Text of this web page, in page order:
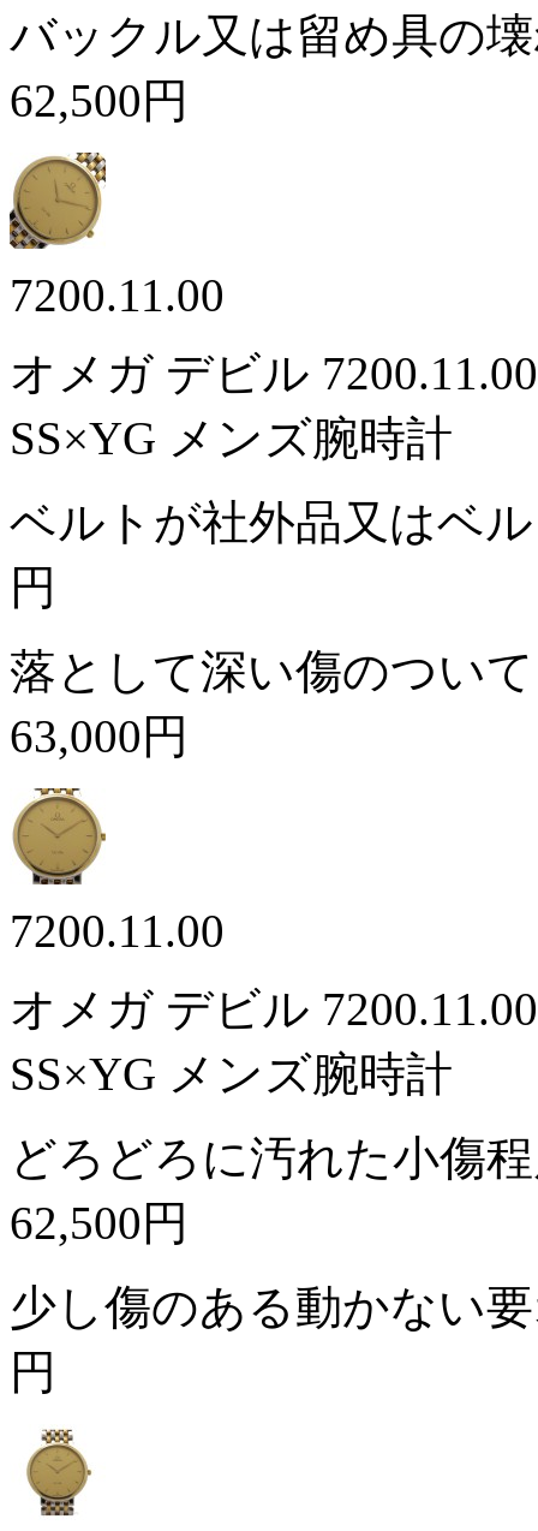
バックル又は留め具の
62,500円
7200.11.00
オメガ デビル
SS×YG メンズ腕時計
ベルトが社外品又はベ
円
落として深い傷のつい
63,000円
7200.11.00
オメガ デビル
SS×YG メンズ腕時計
どろどろに汚れた小傷
62,500円
少し傷のある動かない
円